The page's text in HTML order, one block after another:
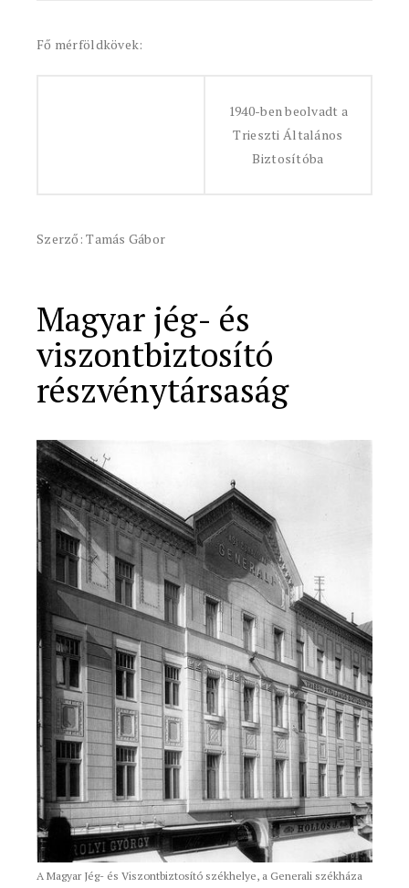
Fő mérföldkövek:
1940-ben beolvadt a
Trieszti Általános
Biztosítóba
Szerző: Tamás Gábor
Magyar jég- és
viszontbiztosító
részvénytársaság
A Magyar Jég- és Viszontbiztosító székhelye, a Generali székháza